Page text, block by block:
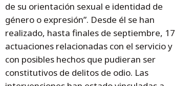
de su orientación sexual e identidad de
género o expresión”. Desde él se han
realizado, hasta finales de septiembre, 17
actuaciones relacionadas con el servicio y
con posibles hechos que pudieran ser
constitutivos de delitos de odio. Las